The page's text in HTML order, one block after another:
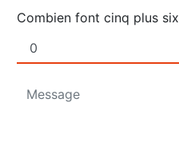
Combien font cinq plus six